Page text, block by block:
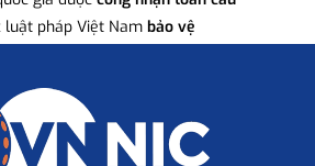
luật pháp Việt Nam bảo vệ